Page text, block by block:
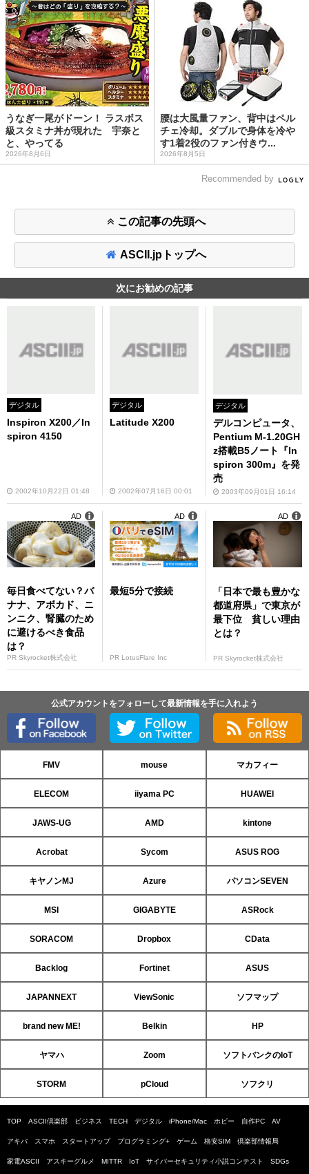
うなぎ一尾がドーン！ ラスボス
級スタミナ丼が現れた 宇奈と
と、やってる
2026年8月6日
腰は大風量ファン、背中はペル
チェ冷却。ダブルで身体を冷や
す1着2役のファン付きウ...
2026年8月5日
Recommended by
この記事の先頭へ
ASCII.jpトップへ
次にお勧めの記事
デジタル
Inspiron X200／In
spiron 4150
2002年10月22日 01:48
デジタル
Latitude X200
2002年07月16日 00:01
デジタル
デルコンピュータ、
Pentium M-1.20GH
z搭載B5ノート『In
spiron 300m』を発
売
2003年09月01日 16:14
毎日食べてない？バ
ナナ、アボカド、ニ
ンニク、腎臓のため
に避けるべき食品
は？
PR Skyrocket株式会社
AD
最短5分で接続
PR LotusFlare Inc
AD
「日本で最も豊かな
都道府県」で東京が
最下位 貧しい理由
とは？
PR Skyrocket株式会社
AD
公式アカウントをフォローして最新情報を手に入れよう
FMV mouse マカフィー
ELECOM iiyama PC HUAWEI
JAWS-UG AMD kintone
Acrobat Sycom ASUS ROG
キヤノンMJ Azure パソコンSEVEN
MSI GIGABYTE ASRock
SORACOM Dropbox CData
Backlog Fortinet ASUS
JAPANNEXT ViewSonic ソフマップ
brand new ME! Belkin HP
ヤマハ Zoom ソフトバンクのIoT
STORM pCloud ソフクリ
TOP ASCII倶楽部 ビジネス TECH デジタル iPhone/Mac ホビー 自作PC AV
アキバ スマホ スタートアップ プログラミング+ ゲーム 格安SIM 倶楽部情報局
家電ASCII アスキーグルメ MITTR IoT サイバーセキュリティ小説コンテスト SDGs